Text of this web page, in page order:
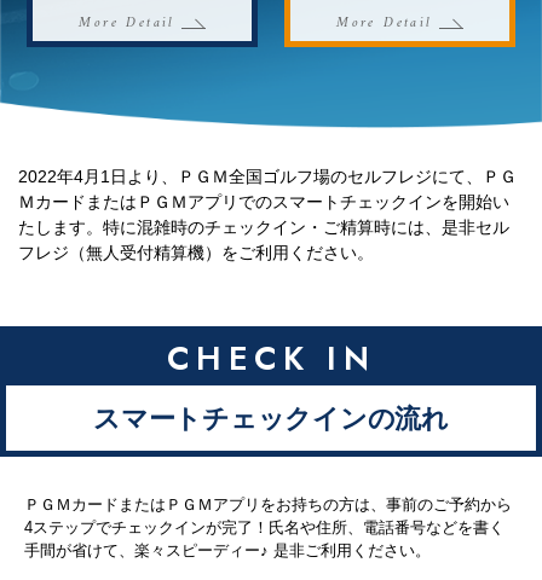
More Detail More Detail
2022年4月1日より、ＰＧＭ全国ゴルフ場のセルフレジにて、ＰＧ
ＭカードまたはＰＧＭアプリでのスマートチェックインを開始い
たします。 特に混雑時のチェックイン・ご精算時には、是非セル
フレジ（無人受付精算機）をご利用ください。
スマートチェックインの流れ
ＰＧＭカードまたはＰＧＭアプリをお持ちの方は、事前のご予約から
4ステップでチェックインが完了！ 氏名や住所、電話番号などを書く
手間が省けて、楽々スピーディー♪ 是非ご利用ください。